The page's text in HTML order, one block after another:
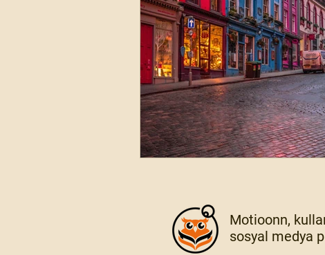
Motioonn,
sosyal medya